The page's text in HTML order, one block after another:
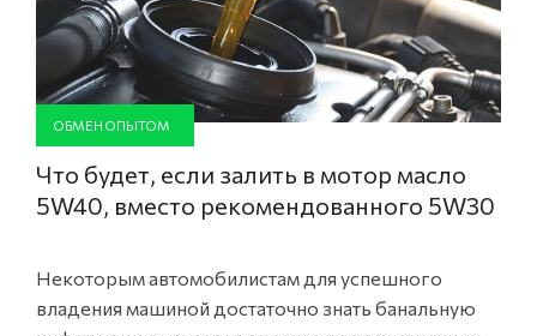
ОБМЕН ОПЫТОМ
Что будет, если залить в мотор масло
5W40, вместо рекомендованного 5W30
Некоторым автомобилистам для успешного
владения машиной достаточно знать банальную